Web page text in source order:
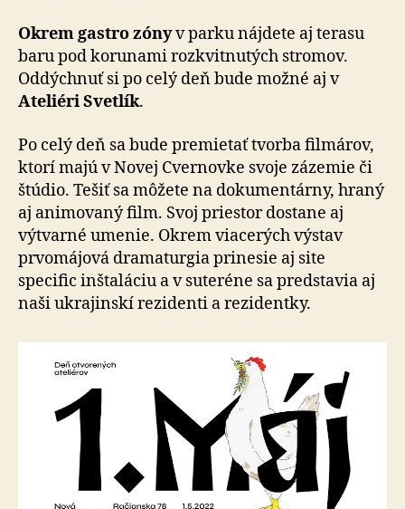
Okrem gastro zónyv parku nájdete aj terasu
baru pod korunami rozkvitnutých stromov.
Oddýchnuť si po celý deň bude možné aj v
Ateliéri Svetlík.
Po celý deň sa bude premietať tvorba filmárov,
ktorí majú v Novej Cvernovke svoje zázemie či
štúdio. Tešiť sa môžete na dokumentárny, hraný
aj animovaný film. Svoj priestor dostane aj
výtvarné umenie. Okrem viacerých výstav
prvomájová dramaturgia prinesie aj site
specific inštaláciu a v suteréne sa predstavia aj
naši ukrajinskí rezidenti a rezidentky.